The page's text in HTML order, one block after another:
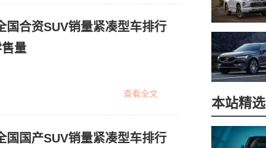
国合资SUV销量紧凑型车排行
量
查看全文
国国产SUV销量紧凑型车排行
本站精选